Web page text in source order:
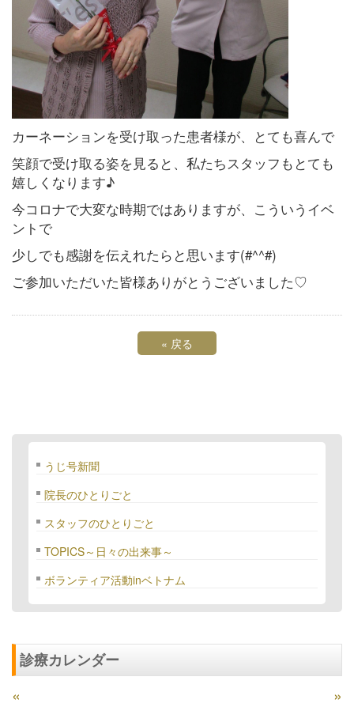
カーネーションを受け取った患者様が、とても喜んで
笑顔で受け取る姿を見ると、私たちスタッフもとても
嬉しくなります♪
今コロナで大変な時期ではありますが、こういうイベ
ントで
少しでも感謝を伝えれたらと思います(#^^#)
ご参加いただいた皆様ありがとうございました♡
« 戻る
うじ号新聞
院長のひとりごと
スタッフのひとりごと
TOPICS～日々の出来事～
ボランティア活動inベトナム
診療カレンダー
« »